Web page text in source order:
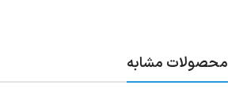
محصولات مشابه